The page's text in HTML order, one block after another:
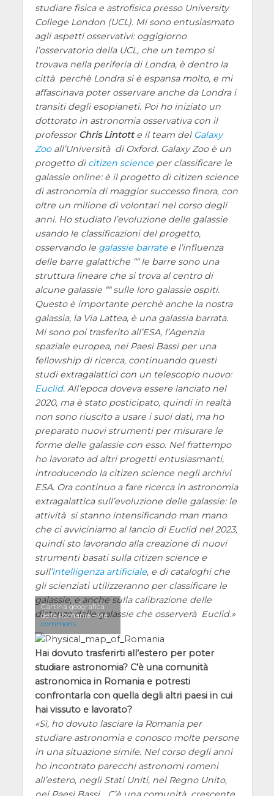
studiare fisica e astrofisica presso University
College London (UCL). Mi sono entusiasmato
agli aspetti osservativi: oggigiorno
l’osservatorio della UCL, che un tempo si
trovava nella periferia di Londra, è dentro la
città perchè Londra si è espansa molto, e mi
affascinava poter osservare anche da Londra i
transiti degli esopianeti. Poi ho iniziato un
dottorato in astronomia osservativa con il
professor Chris Lintotte il team del Galaxy
Zooall’Università di Oxford. Galaxy Zoo è un
progetto di citizen scienceper classificare le
galassie online: è il progetto di citizen science
di astronomia di maggior successo finora, con
oltre un milione di volontari nel corso degli
anni. Ho studiato l’evoluzione delle galassie
usando le classificazioni del progetto,
osservando le galassie barratee l’influenza
delle barre galattiche ““ le barre sono una
struttura lineare che si trova al centro di
alcune galassie ““ sulle loro galassie ospiti.
Questo è importante perchè anche la nostra
galassia, la Via Lattea, è una galassia barrata.
Mi sono poi trasferito all’ESA, l’Agenzia
spaziale europea, nei Paesi Bassi per una
fellowship di ricerca, continuando questi
studi extragalattici con un telescopio nuovo:
Euclid. All’epoca doveva essere lanciato nel
2020, ma è stato posticipato, quindi in realtà
non sono riuscito a usare i suoi dati, ma ho
preparato nuovi strumenti per misurare le
forme delle galassie con esso. Nel frattempo
ho lavorato ad altri progetti entusiasmanti,
introducendo la citizen science negli archivi
ESA. Ora continuo a fare ricerca in astronomia
extragalattica sull’evoluzione delle galassie: le
attività si stanno intensificando man mano
che ci avviciniamo al lancio di Euclid nel 2023,
quindi sto lavorando alla creazione di nuovi
strumenti basati sulla citizen science e
sull’intelligenza artificiale, e di cataloghi che
gli scienziati utilizzeranno per classificare le
galassie, e anche sulla calibrazione delle
distanze dalle galassie che osserverà Euclid.
Cartina geografica
della Romania – via
commons
Hai dovuto trasferirti all’estero per poter
studiare astronomia? C’è una comunità
astronomica in Romania e potresti
confrontarla con quella degli altri paesi in cui
hai vissuto e lavorato?
Sì, ho dovuto lasciare la Romania per
studiare astronomia e conosco molte persone
in una situazione simile. Nel corso degli anni
ho incontrato parecchi astronomi romeni
all’estero, negli Stati Uniti, nel Regno Unito,